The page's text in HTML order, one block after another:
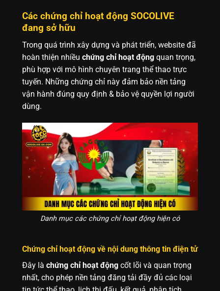
Các chứng chỉ hoạt động SOCOLIVE
đang sở hữu
Trong quá trình xây dựng và phát triển, website đã
hoàn thiện nhiều chứng chỉ hoạt động quan trọng,
phù hợp với mô hình chuyên trang thể thao trực
tuyến. Những chứng chỉ này đảm bảo nền tảng
vận hành đúng quy định & bảo vệ quyền lợi người
dùng.
Danh mục các chứng chỉ hoạt động hiện có
Chứng chỉ hoạt động về nội dung thông tin điện tử
Đây là chứng chỉ hoạt động cốt lõi và quan trọng
nhất, cho phép nền tảng đăng tải đầy đủ các loại